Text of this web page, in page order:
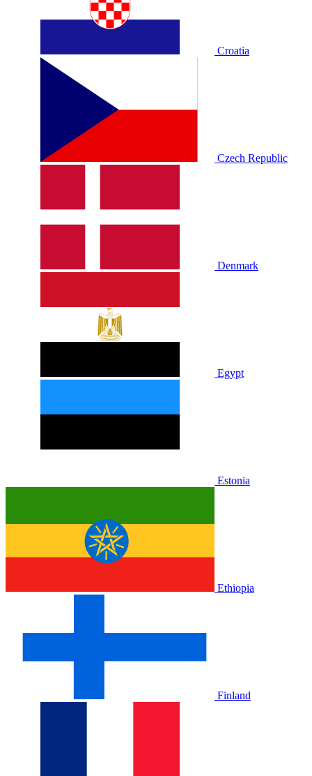
Croatia
Czech Republic
Denmark
Egypt
Estonia
Ethiopia
Finland